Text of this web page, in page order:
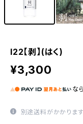
I22【剥】(はく)
¥3,300
なら
別途送料がかかります